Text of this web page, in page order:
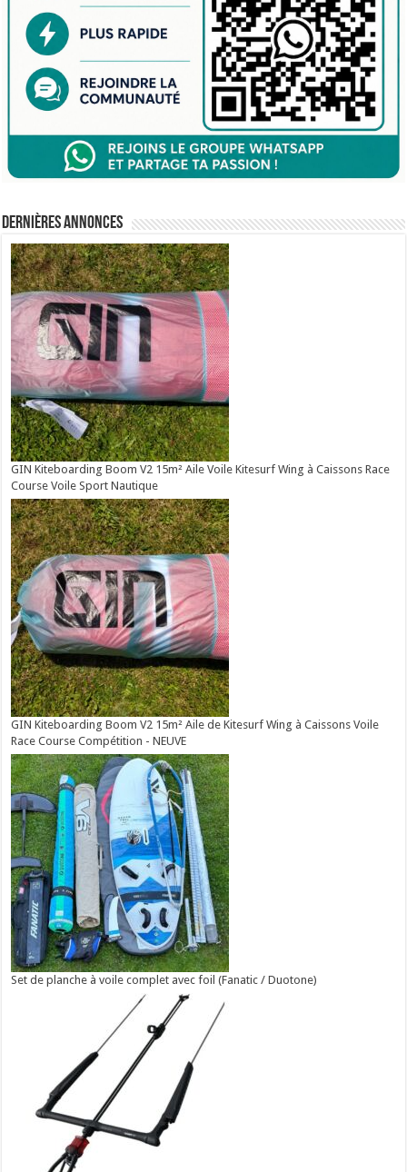
Dernières annonces
GIN Kiteboarding Boom V2 15m² Aile Voile Kitesurf Wing à Caissons Race
Course Voile Sport Nautique
GIN Kiteboarding Boom V2 15m² Aile de Kitesurf Wing à Caissons Voile
Race Course Compétition - NEUVE
Set de planche à voile complet avec foil (Fanatic / Duotone)